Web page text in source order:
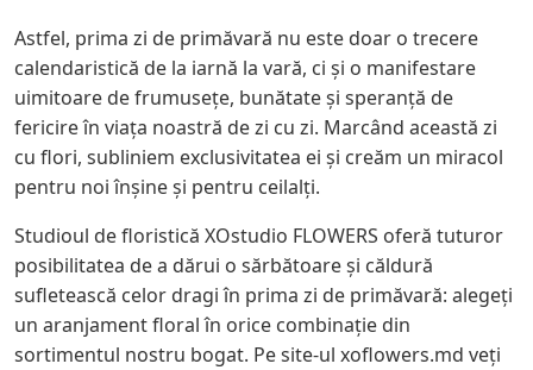
Astfel, prima zi de primăvară nu este doar o trecere
calendaristică de la iarnă la vară, ci și o manifestare
uimitoare de frumusețe, bunătate și speranță de
fericire în viața noastră de zi cu zi. Marcând această zi
cu flori, subliniem exclusivitatea ei și creăm un miracol
pentru noi înșine și pentru ceilalți.
Studioul de floristică XOstudio FLOWERS oferă tuturor
posibilitatea de a dărui o sărbătoare și căldură
sufletească celor dragi în prima zi de primăvară: alegeți
un aranjament floral în orice combinație din
sortimentul nostru bogat. Pe site-ul xoflowers.md veți